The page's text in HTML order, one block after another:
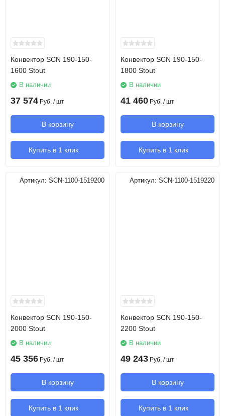
Конвектор SCN 190-150-
1600 Stout
В наличии
37 574 Руб. / шт
В корзину
Купить в 1 клик
Конвектор SCN 190-150-
1800 Stout
В наличии
41 460 Руб. / шт
В корзину
Купить в 1 клик
Артикул: SCN-1100-1519200
Конвектор SCN 190-150-
2000 Stout
В наличии
45 356 Руб. / шт
В корзину
Купить в 1 клик
Артикул: SCN-1100-1519220
Конвектор SCN 190-150-
2200 Stout
В наличии
49 243 Руб. / шт
В корзину
Купить в 1 клик